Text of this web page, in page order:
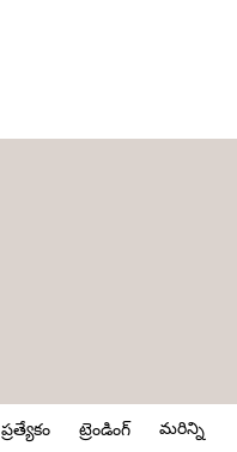
ప్రత్యేకం ట్రెండింగ్ మరిన్ని